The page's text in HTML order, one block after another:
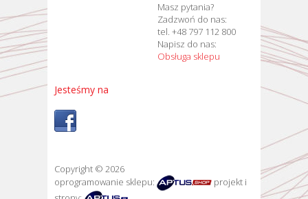
Masz pytania?
Zadzwoń do nas:
tel. +48 797 112 800
Napisz do nas:
Obsługa sklepu
Jesteśmy na
Copyright © 2026
oprogramowanie sklepu:
projekt i